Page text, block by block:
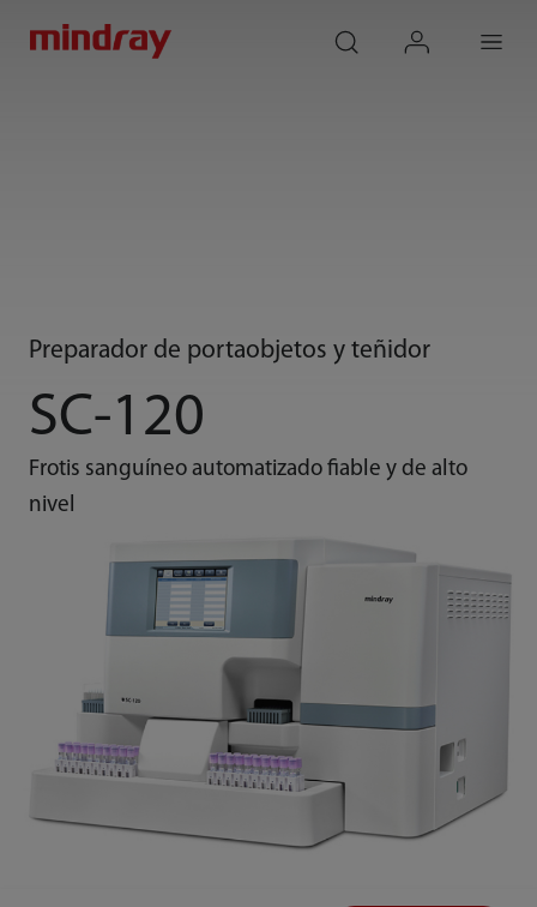
Preparador de portaobjetos y teñidor
SC-120
Frotis sanguíneo automatizado fiable y de alto
nivel